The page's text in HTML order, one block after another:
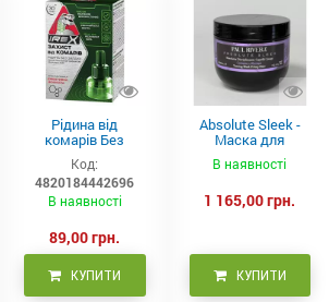
Рідина від
комарів Без
запаху IREX (30
ночей), 20мл
Код:
4820184442696
В наявності
89,00 грн.
КУПИТИ
Absolute Sleek -
Маска для
неслухняного
волосся 300 мл
В наявності
1 165,00 грн.
КУПИТИ